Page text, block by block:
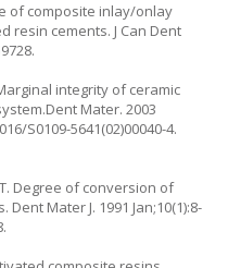
of composite inlay/onlay
resin cements. J Can Dent
integrity of ceramic
Mater. 2003
S0109-5641(02)00040-4.
Degree of conversion of
Mater J. 1991 Jan;10(1):8-